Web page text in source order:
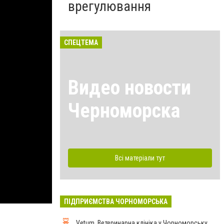
врегулювання
СПЕЦТЕМА
Видео новости
Черноморска
Всі матеріали тут
ПІДПРИЄМСТВА ЧОРНОМОРСЬКА